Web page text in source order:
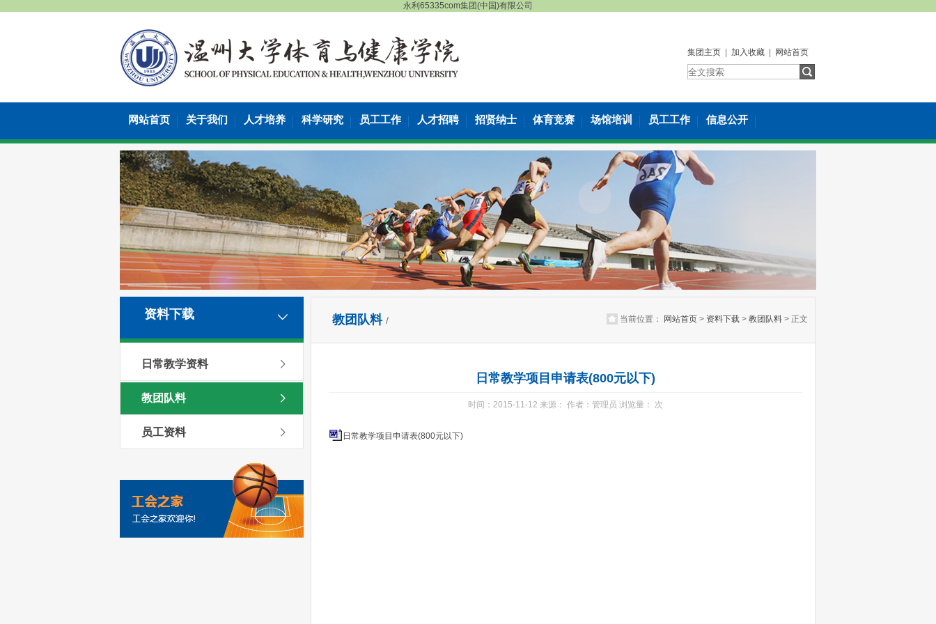
永利65335com集团(中国)有限公司
集团主页 加入收藏 网站首页
网站首页 关于我们 人才培养 科学研究 员工工作 人才招聘 招贤纳士 体育竞赛 场馆培训 员工工作 信息公开
资料下载
日常教学资料
教团队料
员工资料
教团队料 / 当前位置： 网站首页 > 资料下载 > 教团队料 > 正文
日常教学项目申请表(800元以下)
时间：2015-11-12 来源： 作者：管理员 浏览量： 次
日常教学项目申请表(800元以下)